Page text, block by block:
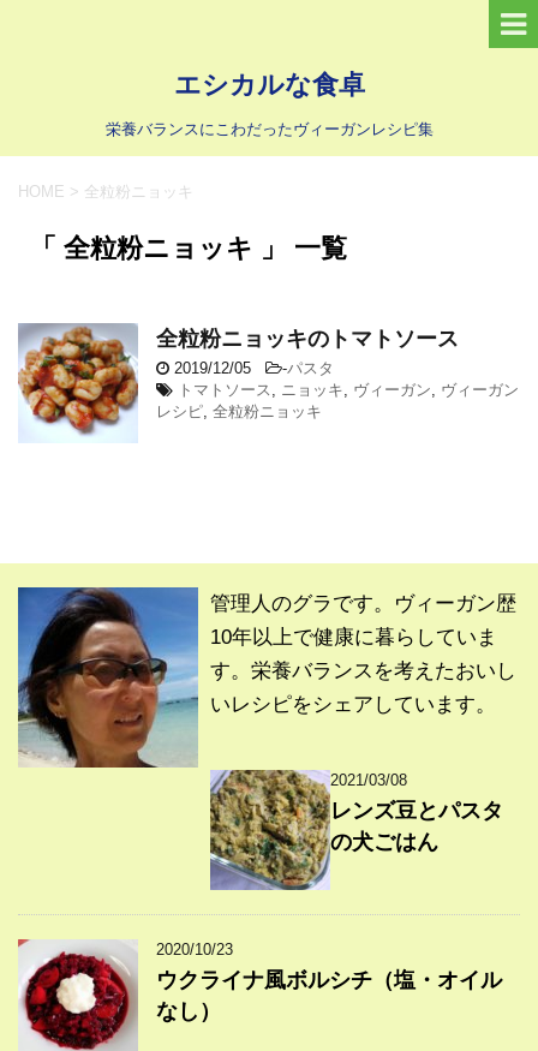
エシカルな食卓
栄養バランスにこわだったヴィーガンレシピ集
HOME > 全粒粉ニョッキ
「 全粒粉ニョッキ 」 一覧
全粒粉ニョッキのトマトソース
2019/12/05 -パスタ
トマトソース
ニョッキ ヴィーガン
ヴィーガン
レシピ 全粒粉ニョッキ
管理人のグラです。ヴィーガン歴
10年以上で健康に暮らしていま
す。栄養バランスを考えたおいし
いレシピをシェアしています。
2021/03/08
レンズ豆とパスタ
の犬ごはん
2020/10/23
ウクライナ風ボルシチ（塩・オイル
なし）